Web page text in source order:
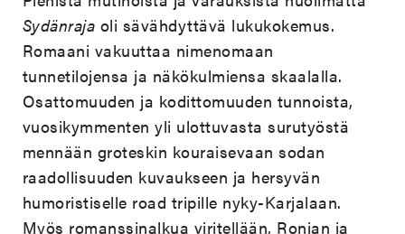
Sydänraja oli sävähdyttävä lukukokemus.
Romaani vakuuttaa nimenomaan
tunnetilojensa ja näkökulmiensa skaalalla.
Osattomuuden ja kodittomuuden tunnoista,
vuosikymmenten yli ulottuvasta surutyöstä
mennään groteskin kouraisevaan sodan
raadollisuuden kuvaukseen ja hersyvän
humoristiselle road tripille nyky-Karjalaan.
Myös romanssinalkua viritellään, Ronjan ja